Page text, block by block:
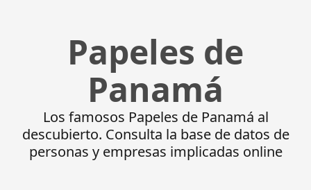
Papeles de
Panamá
Los famosos Papeles de Panamá al
descubierto. Consulta la base de datos de
personas y empresas implicadas online